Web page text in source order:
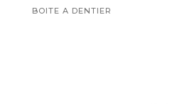
BOITE A DENTIER